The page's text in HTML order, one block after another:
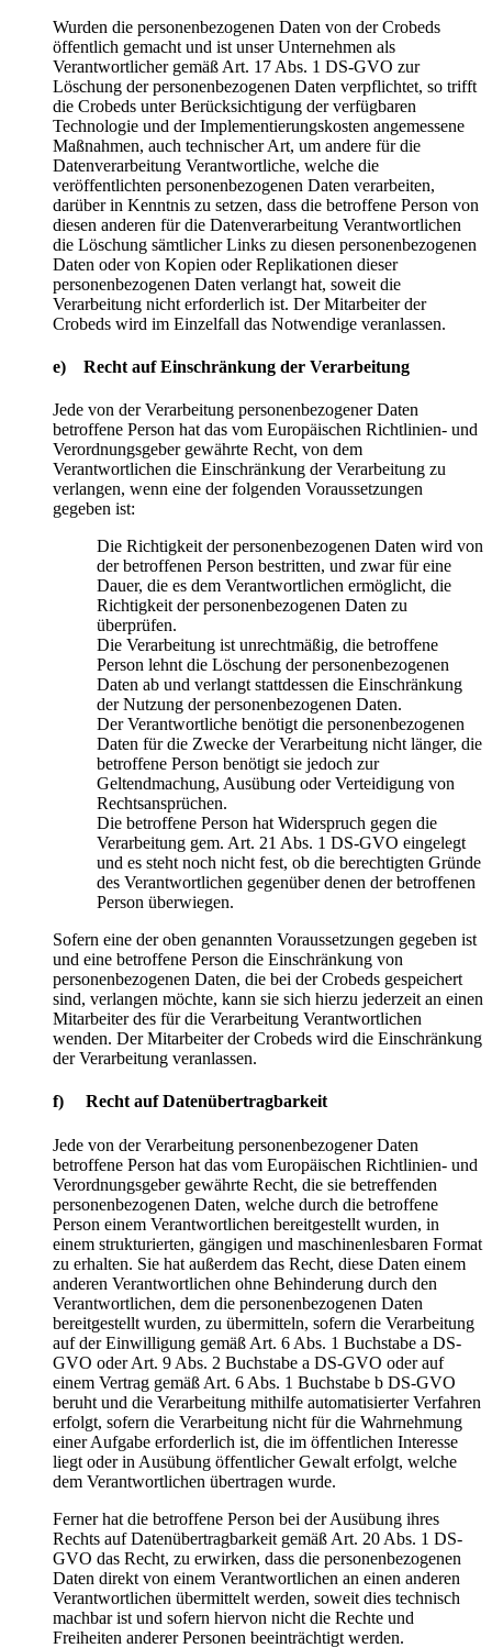
Wurden die personenbezogenen Daten von der Crobeds
öffentlich gemacht und ist unser Unternehmen als
Verantwortlicher gemäß Art. 17 Abs. 1 DS-GVO zur
Löschung der personenbezogenen Daten verpflichtet, so trifft
die Crobeds unter Berücksichtigung der verfügbaren
Technologie und der Implementierungskosten angemessene
Maßnahmen, auch technischer Art, um andere für die
Datenverarbeitung Verantwortliche, welche die
veröffentlichten personenbezogenen Daten verarbeiten,
darüber in Kenntnis zu setzen, dass die betroffene Person von
diesen anderen für die Datenverarbeitung Verantwortlichen
die Löschung sämtlicher Links zu diesen personenbezogenen
Daten oder von Kopien oder Replikationen dieser
personenbezogenen Daten verlangt hat, soweit die
Verarbeitung nicht erforderlich ist. Der Mitarbeiter der
Crobeds wird im Einzelfall das Notwendige veranlassen.
e) Recht auf Einschränkung der Verarbeitung
Jede von der Verarbeitung personenbezogener Daten
betroffene Person hat das vom Europäischen Richtlinien- und
Verordnungsgeber gewährte Recht, von dem
Verantwortlichen die Einschränkung der Verarbeitung zu
verlangen, wenn eine der folgenden Voraussetzungen
gegeben ist:
Die Richtigkeit der personenbezogenen Daten wird von
der betroffenen Person bestritten, und zwar für eine
Dauer, die es dem Verantwortlichen ermöglicht, die
Richtigkeit der personenbezogenen Daten zu
überprüfen.
Die Verarbeitung ist unrechtmäßig, die betroffene
Person lehnt die Löschung der personenbezogenen
Daten ab und verlangt stattdessen die Einschränkung
der Nutzung der personenbezogenen Daten.
Der Verantwortliche benötigt die personenbezogenen
Daten für die Zwecke der Verarbeitung nicht länger, die
betroffene Person benötigt sie jedoch zur
Geltendmachung, Ausübung oder Verteidigung von
Rechtsansprüchen.
Die betroffene Person hat Widerspruch gegen die
Verarbeitung gem. Art. 21 Abs. 1 DS-GVO eingelegt
und es steht noch nicht fest, ob die berechtigten Gründe
des Verantwortlichen gegenüber denen der betroffenen
Person überwiegen.
Sofern eine der oben genannten Voraussetzungen gegeben ist
und eine betroffene Person die Einschränkung von
personenbezogenen Daten, die bei der Crobeds gespeichert
sind, verlangen möchte, kann sie sich hierzu jederzeit an einen
Mitarbeiter des für die Verarbeitung Verantwortlichen
wenden. Der Mitarbeiter der Crobeds wird die Einschränkung
der Verarbeitung veranlassen.
f) Recht auf Datenübertragbarkeit
Jede von der Verarbeitung personenbezogener Daten
betroffene Person hat das vom Europäischen Richtlinien- und
Verordnungsgeber gewährte Recht, die sie betreffenden
personenbezogenen Daten, welche durch die betroffene
Person einem Verantwortlichen bereitgestellt wurden, in
einem strukturierten, gängigen und maschinenlesbaren Format
zu erhalten. Sie hat außerdem das Recht, diese Daten einem
anderen Verantwortlichen ohne Behinderung durch den
Verantwortlichen, dem die personenbezogenen Daten
bereitgestellt wurden, zu übermitteln, sofern die Verarbeitung
auf der Einwilligung gemäß Art. 6 Abs. 1 Buchstabe a DS-
GVO oder Art. 9 Abs. 2 Buchstabe a DS-GVO oder auf
einem Vertrag gemäß Art. 6 Abs. 1 Buchstabe b DS-GVO
beruht und die Verarbeitung mithilfe automatisierter Verfahren
erfolgt, sofern die Verarbeitung nicht für die Wahrnehmung
einer Aufgabe erforderlich ist, die im öffentlichen Interesse
liegt oder in Ausübung öffentlicher Gewalt erfolgt, welche
dem Verantwortlichen übertragen wurde.
Ferner hat die betroffene Person bei der Ausübung ihres
Rechts auf Datenübertragbarkeit gemäß Art. 20 Abs. 1 DS-
GVO das Recht, zu erwirken, dass die personenbezogenen
Daten direkt von einem Verantwortlichen an einen anderen
Verantwortlichen übermittelt werden, soweit dies technisch
machbar ist und sofern hiervon nicht die Rechte und
Freiheiten anderer Personen beeinträchtigt werden.